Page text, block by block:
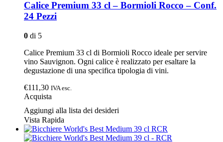
Calice Premium 33 cl – Bormioli Rocco – Conf.
24 Pezzi
0 di 5
Calice Premium 33 cl di Bormioli Rocco ideale per servire
vino Sauvignon. Ogni calice è realizzato per esaltare la
degustazione di una specifica tipologia di vini.
€111,30 IVA esc.
Acquista
Aggiungi alla lista dei desideri
Vista Rapida